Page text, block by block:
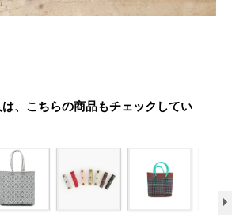
、こちらの商品もチェックしてい